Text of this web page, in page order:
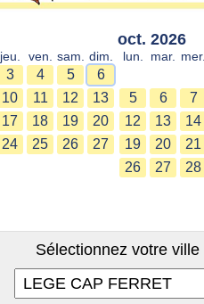
jeu. ven. sam. dim.
3 4 5
6
10 11 12
13
17 18 19
20
24 25 26
27
oct. 2026
lun. mar. mer.
5
6 7
12
13 14
19
20 21
26
27 28
Sélectionnez votre ville